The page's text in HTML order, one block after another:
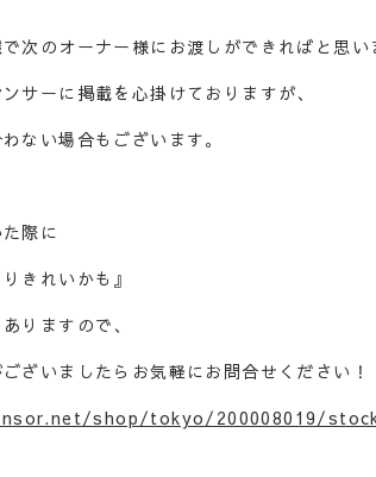
次のオーナー様にお渡しができればと思い
サーに掲載を心掛けておりますが、
ない場合もございます。
際に
きれいかも』
りますので、
ざいましたらお気軽にお問合せください！
shop/tokyo/200008019/